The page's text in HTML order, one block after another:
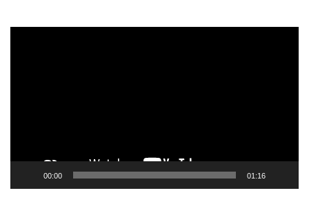
00:00 01:16